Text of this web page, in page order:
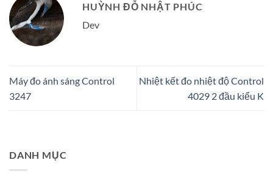
HUỲNH ĐỖ NHẬT PHÚC
Dev
Máy đo ánh sáng Control
3247
Nhiệt kết đo nhiệt độ Control
4029 2 đầu kiểu K
DANH MỤC